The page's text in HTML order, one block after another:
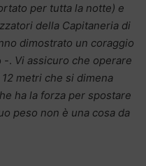
per tutta la notte) e
della Capitaneria di
dimostrato un coraggio
-. Vi assicuro che operare
metri che si dimena
ha la forza per spostare
peso non è una cosa da